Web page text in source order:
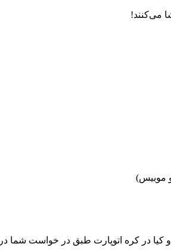
می‌کنند!
موبیس)
و کیا در کره اتوپارت طبق در خواست شما